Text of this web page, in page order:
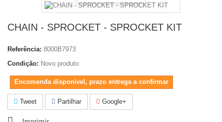
CHAIN - SPROCKET - SPROCKET KIT
Referência: 8000B7973
Condição: Novo produto
Encomenda disponivel, prazo entrega a confirmar
Tweet Partilhar Google+